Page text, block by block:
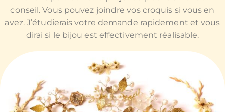
conseil. Vous pouvez joindre vos croquis si vous en
avez. J’étudierais votre demande rapidement et vous
dirai si le bijou est effectivement réalisable.